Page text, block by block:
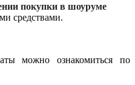
покупки в шоуруме
средствами.
можно ознакомиться по